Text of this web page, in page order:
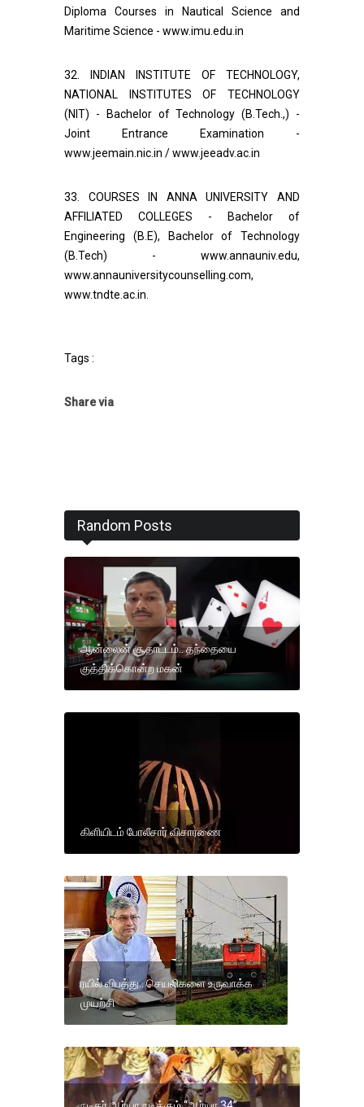
Diploma Courses in Nautical Science and
Maritime Science - www.imu.edu.in
32. INDIAN INSTITUTE OF TECHNOLOGY,
NATIONAL INSTITUTES OF TECHNOLOGY
(NIT) - Bachelor of Technology (B.Tech.,) -
Joint Entrance Examination -
www.jeemain.nic.in / www.jeeadv.ac.in
33. COURSES IN ANNA UNIVERSITY AND
AFFILIATED COLLEGES - Bachelor of
Engineering (B.E), Bachelor of Technology
(B.Tech) - www.annauniv.edu,
www.annauniversitycounselling.com,
www.tndte.ac.in.
Tags :
Share via
Random Posts
ஆன்லைன் சூதாட்டம்.. தந்தையை
குத்திக்கொன்ற மகன்
கிளியிடம் போலீசார் விசாரணை
ரயில் விபத்து.. செயலிகளை உருவாக்க
முயற்சி